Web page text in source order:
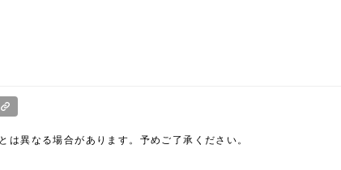
異なる場合があります。予めご了承ください。